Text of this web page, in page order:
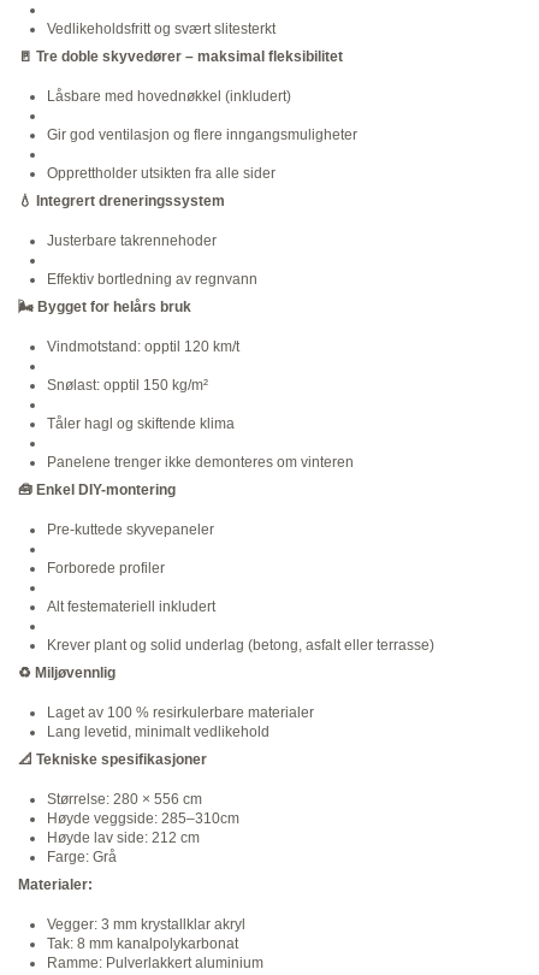
Vedlikeholdsfritt og svært slitesterkt
🚪 Tre doble skyvedører – maksimal fleksibilitet
Låsbare med hovednøkkel (inkludert)
Gir god ventilasjon og flere inngangsmuligheter
Opprettholder utsikten fra alle sider
💧
Integrert dreneringssystem
Justerbare takrennehoder
Effektiv bortledning av regnvann
🌬️ Bygget for helårs bruk
Vindmotstand: opptil 120 km/t
Snølast: opptil 150 kg/m²
Tåler hagl og skiftende klima
Panelene trenger ikke demonteres om vinteren
🧰 Enkel DIY-montering
Pre-kuttede skyvepaneler
Forborede profiler
Alt festemateriell inkludert
Krever plant og solid underlag (betong, asfalt eller terrasse)
♻️ Miljøvennlig
Laget av 100 % resirkulerbare materialer
Lang levetid, minimalt vedlikehold
📐 Tekniske spesifikasjoner
Størrelse: 280 × 556 cm
Høyde veggside: 285–310cm
Høyde lav side: 212 cm
Farge: Grå
Materialer:
Vegger: 3 mm krystallklar akryl
Tak: 8 mm kanalpolykarbonat
Ramme: Pulverlakkert aluminium